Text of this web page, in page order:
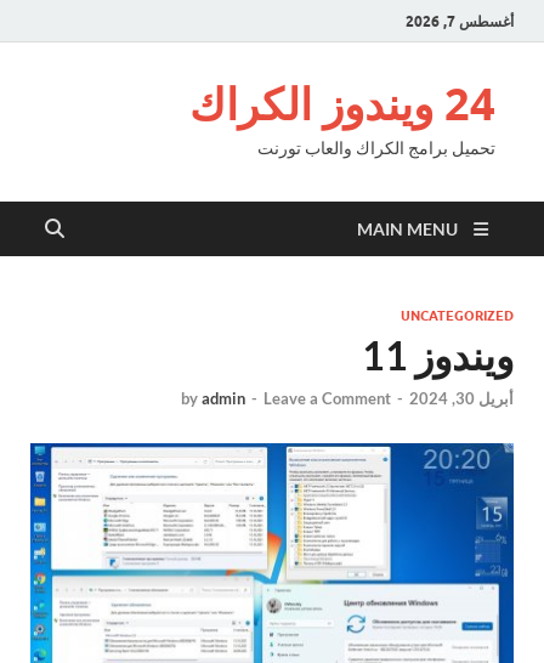
أغسطس 7, 2026
24 ويندوز الكراك
تحميل برامج الكراك والعاب تورنت
MAIN MENU
UNCATEGORIZED
ويندوز 11
أبريل 30, 2024 -
byadmin - Leave a Comment